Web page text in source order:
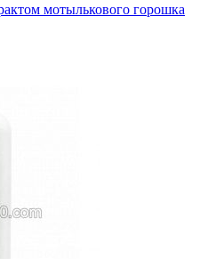
мотылькового горошка